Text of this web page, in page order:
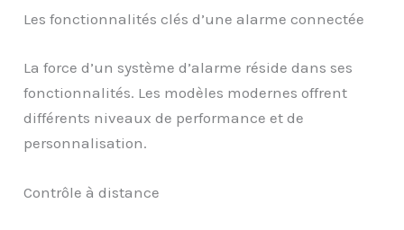
Les fonctionnalités clés d’une alarme connectée
La force d’un système d’alarme réside dans ses
fonctionnalités. Les modèles modernes offrent
différents niveaux de performance et de
personnalisation.
Contrôle à distance